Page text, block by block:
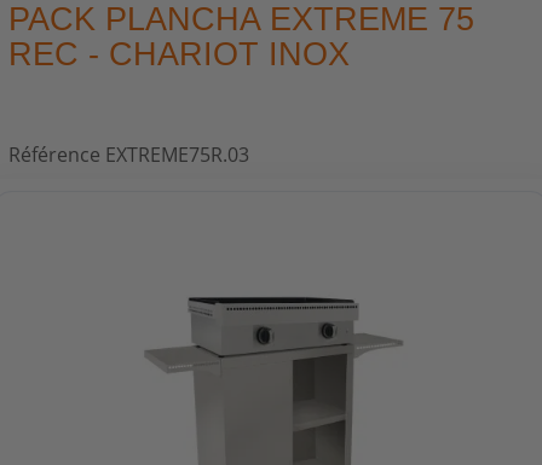
PACK PLANCHA EXTREME 75
REC - CHARIOT INOX
Référence EXTREME75R.03